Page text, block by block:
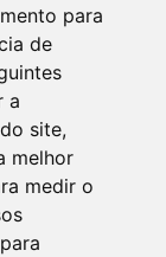
para
de
a
site,
melhor
medir o
segunda a
às 13h